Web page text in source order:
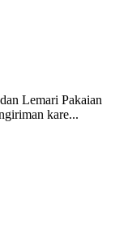
Lemari Pakaian
kare...
p...